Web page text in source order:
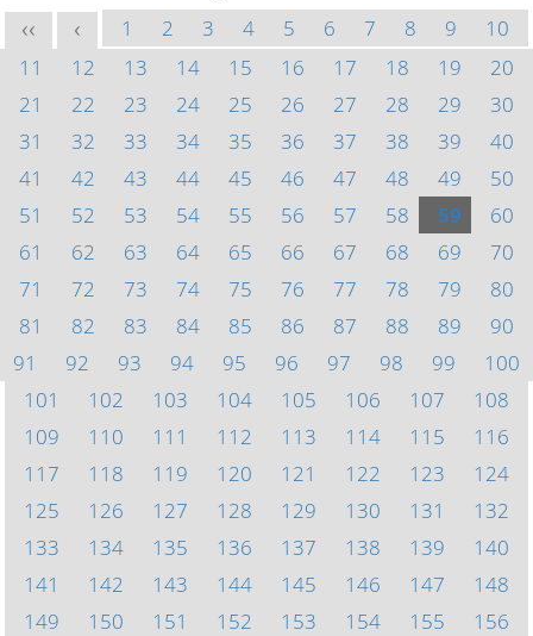
<< < 1 2 3 4 5 6 7 8 9
10
11
12 13 14 15 16 17 18 19
20
21
22 23 24 25 26 27 28 29
30
31
32 33 34 35 36 37 38 39
40
41
42 43 44 45 46 47 48 49
50
51
52 53 54 55 56 57 58 59
60
61
62 63 64 65 66 67 68 69
70
71
72 73 74 75 76 77 78 79
80
81
82 83 84 85 86 87 88 89
90
91
92 93 94 95 96 97 98 99
100
101
102 103 104 105 106 107
108
109
110 111 112 113 114 115
116
117
118 119 120 121 122 123
124
125
126 127 128 129 130 131
132
133
134 135 136 137 138 139
140
141
142 143 144 145 146 147
148
149
150 151 152 153 154 155
156